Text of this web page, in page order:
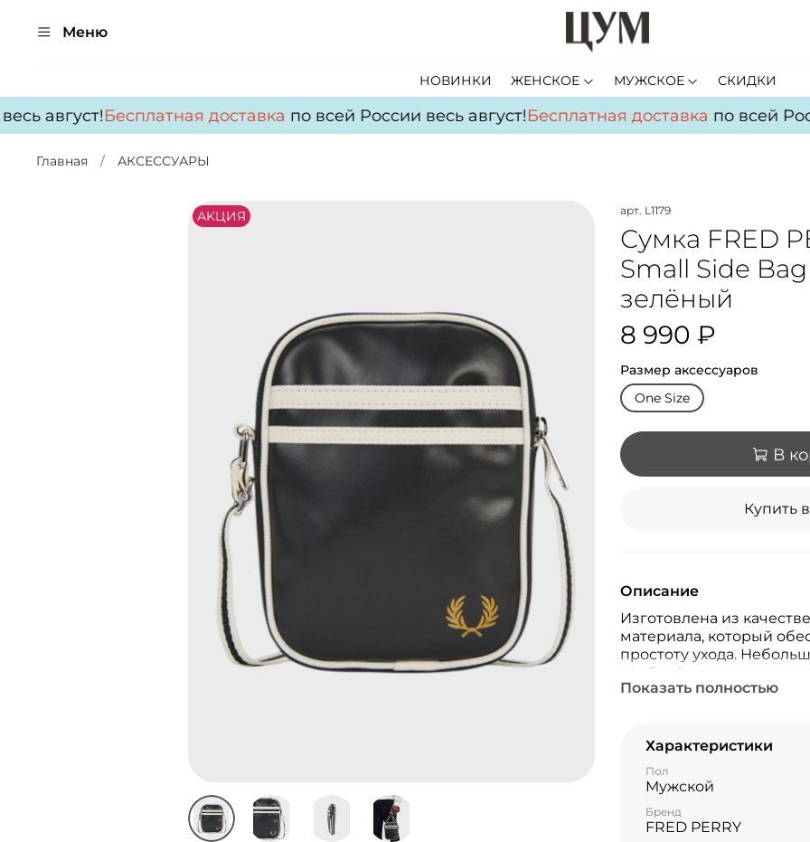
Меню
НОВИНКИ ЖЕНСКОЕ МУЖСКОЕ СКИДКИ
август!Бесплатная доставкапо всей России весь август!Бесплатная доставкапо всей
Главная АКСЕССУАРЫ
АKЦИЯ арт. L1179
Сумка FRED
Small Side
зелёный
8 990 ₽
Размер аксессуаров
One Size
В
Купить
Описание
Изготовлена из
материала, который
простоту ухода.
удобной для
этом вмещая всё
Показать полностью
Характеристики
Пол
Мужской
Бренд
FRED PERRY